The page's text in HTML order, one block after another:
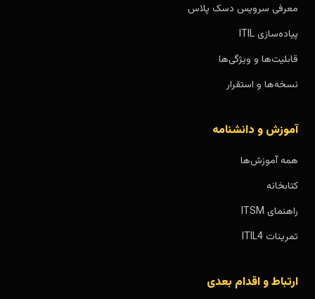
معرفی سرویس دسک پلاس
پیاده‌سازی ITIL
قابلیت‌ها و ویژگی‌ها
نسخه‌ها و استقرار
آموزش و دانشنامه
همه آموزش‌ها
کتابخانه
راهنمای ITSM
تمرینات ITIL4
ارتباط و اقدام بعدی